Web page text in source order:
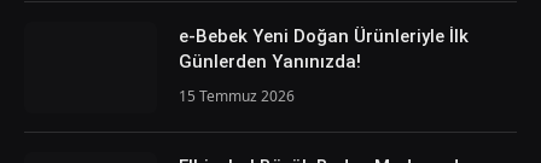
e-Bebek Yeni Doğan Ürünleriyle İlk
Günlerden Yanınızda!
15 Temmuz 2026